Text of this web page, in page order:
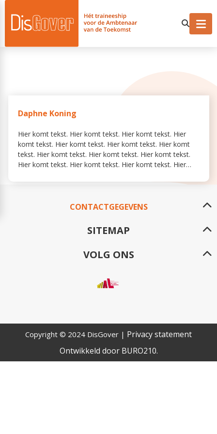
Daphne Koning
Hier komt tekst. Hier komt tekst. Hier komt tekst. Hier
komt tekst. Hier komt tekst. Hier komt tekst. Hier komt
tekst. Hier komt tekst. Hier komt tekst. Hier komt tekst.
Hier komt tekst. Hier komt tekst. Hier komt tekst. Hier
tekst. Hier komt tekst. Hier komt tekst. Hier komt tekst.
komt tekst. Hier komt tekst.
CONTACTGEGEVENS
SITEMAP
VOLG ONS
Copyright © 2024 DisGover | Privacy statement
Ontwikkeld door BURO210.